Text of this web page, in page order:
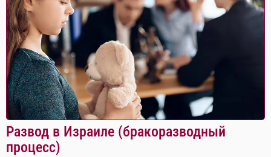
Развод в Израиле (бракоразводный
процесс)